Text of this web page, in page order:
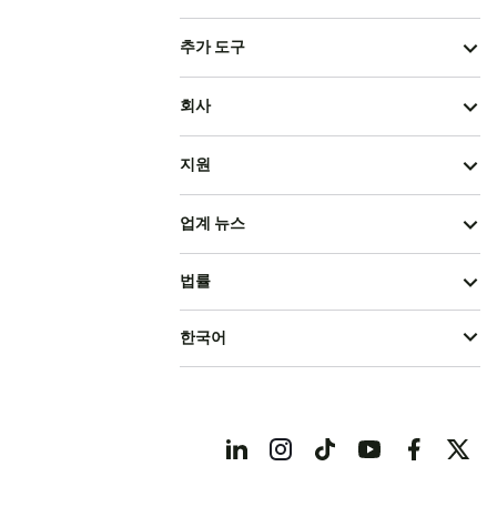
추가 도구
회사
지원
업계 뉴스
법률
한국어